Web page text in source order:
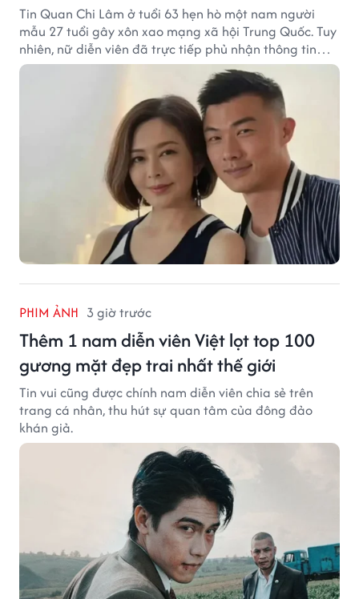
Tin Quan Chi Lâm ở tuổi 63 hẹn hò một nam người
mẫu 27 tuổi gây xôn xao mạng xã hội Trung Quốc. Tuy
nhiên, nữ diễn viên đã trực tiếp phủ nhận thông tin
này.
PHIM ẢNH 3 giờ trước
Thêm 1 nam diễn viên Việt lọt top 100
gương mặt đẹp trai nhất thế giới
Tin vui cũng được chính nam diễn viên chia sẻ trên
trang cá nhân, thu hút sự quan tâm của đông đảo
khán giả.